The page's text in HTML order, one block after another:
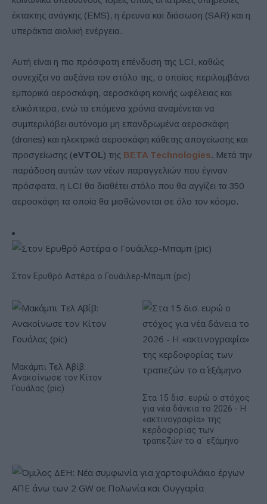
έκτακτης ανάγκης (EMS), η έρευνα και διάσωση (SAR) και η
υπεράκτια αιολική ενέργεια.
Αυτή είναι η πιο πρόσφατη επένδυση της LCI, καθώς
συνεχίζει να αυξάνει τον στόλο της, ο οποίος περιλαμβάνει
εμπορικά αεροσκάφη, αεροσκάφη κοινής ωφέλειας και
ελικόπτερα, ενώ τα επόμενα χρόνια αναμένεται να
συμπεριλάβει αυτόνομα μη επανδρωμένα αεροσκάφη
(drones) και ηλεκτρικά αεροσκάφη κάθετης απογείωσης και
προσγείωσης (eVTOL) της BETA Technologies. Μετά την
παράδοση αυτών των νέων παραγγελιών που έγιναν
πρόσφατα, η LCI θα διαθέτει στόλο που θα αγγίζει τα 350
αεροσκάφη τα οποία θα μισθώνονται σε όλο τον κόσμο.
Στον Ερυθρό Αστέρα ο Γουάιλερ-Μπαμπ (pic)
Μακάμπι Τελ Αβίβ:
Ανακοίνωσε τον Κίτον
Γουάλας (pic)
Στα 15 δισ. ευρώ ο στόχος
για νέα δάνεια το 2026 - Η
«ακτινογραφία» της
κερδοφορίας των
τραπεζών το α΄ εξάμηνο